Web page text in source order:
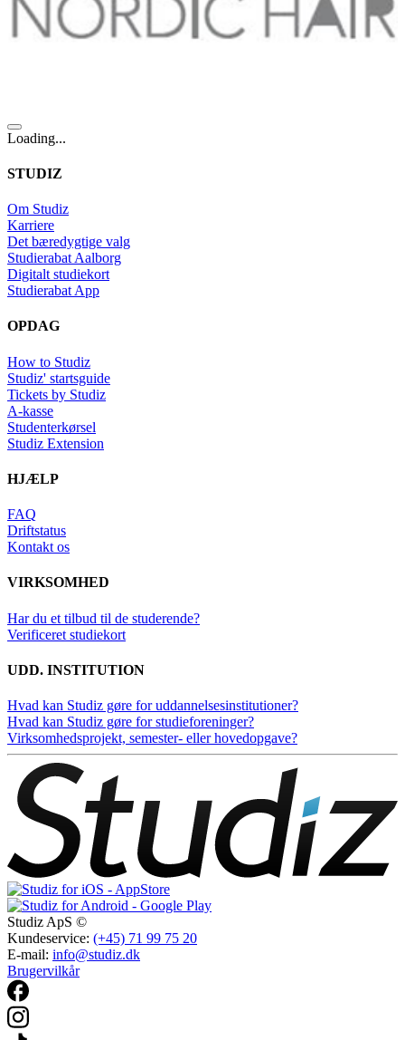
Loading...
STUDIZ
Om Studiz
Karriere
Det bæredygtige valg
Studierabat Aalborg
Digitalt studiekort
Studierabat App
OPDAG
How to Studiz
Studiz' startsguide
Tickets by Studiz
A-kasse
Studenterkørsel
Studiz Extension
HJÆLP
FAQ
Driftstatus
Kontakt os
VIRKSOMHED
Har du et tilbud til de studerende?
Verificeret studiekort
UDD. INSTITUTION
Hvad kan Studiz gøre for uddannelsesinstitutioner?
Hvad kan Studiz gøre for studieforeninger?
Virksomhedsprojekt, semester- eller hovedopgave?
Studiz ApS ©
Kundeservice: (+45) 71 99 75 20
E-mail: info@studiz.dk
Brugervilkår